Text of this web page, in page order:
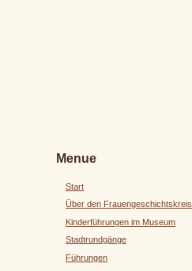
Menue
Start
Über den Frauengeschichtskreis
Kinderführungen im Museum
Stadtrundgänge
Führungen